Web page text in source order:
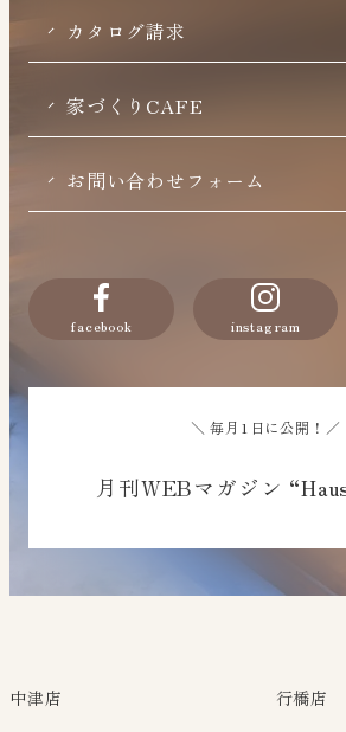
カタログ請求
家づくりCAFE
お問い合わせフォーム
facebook instagram
＼ 毎月1日に公開！／
月刊WEBマガジン
中津店 行橋店